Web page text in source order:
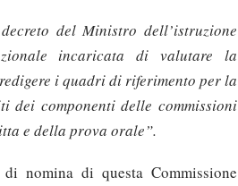
del Ministro dell’istruzione
incaricata di valutare la
i quadri di riferimento per la
dei componenti delle commissioni
e della prova orale”.
nomina di questa Commissione